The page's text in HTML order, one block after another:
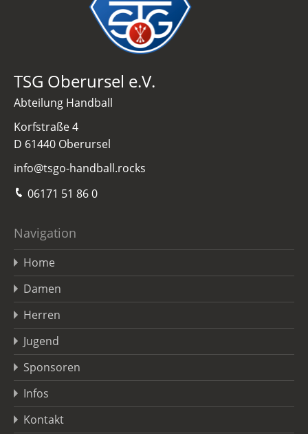
TSG Oberursel e.V.
Abteilung Handball
Korfstraße 4
D 61440 Oberursel
info@tsgo-handball.rocks
06171 51 86 0
Navigation
Home
Damen
Herren
Jugend
Sponsoren
Infos
Kontakt